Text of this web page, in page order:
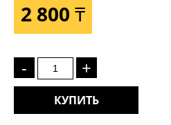
2 800 ₸
- +
КУПИТЬ